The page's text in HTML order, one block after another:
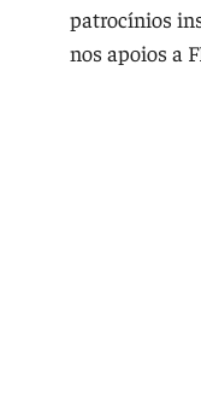
patrocínios
nos apoios a